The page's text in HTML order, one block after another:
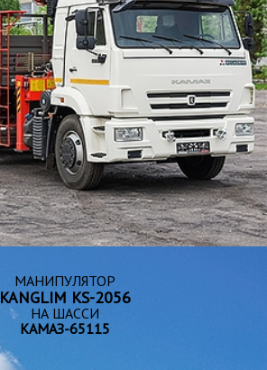
МАНИПУЛЯТОР
KANGLIM KS-2056
НА ШАССИ
КАМАЗ-65115